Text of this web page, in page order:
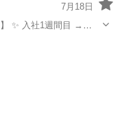
7月18日
✨ 入社1週間目 →